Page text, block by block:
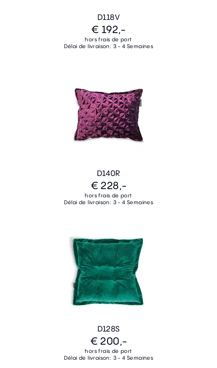
D118V
€ 192,-
hors frais de port
Délai de livraison: 3 - 4 Semaines
D140R
€ 228,-
hors frais de port
Délai de livraison: 3 - 4 Semaines
D128S
€ 200,-
hors frais de port
Délai de livraison: 3 - 4 Semaines